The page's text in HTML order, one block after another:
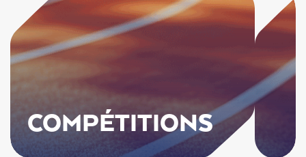
COMPÉTITIONS